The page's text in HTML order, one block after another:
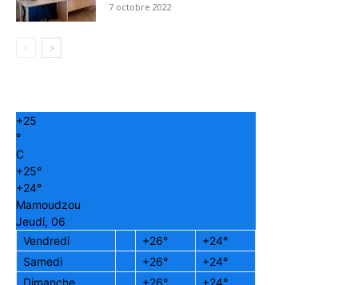
7 octobre 2022
+25
°
C
+25°
+24°
Mamoudzou
Jeudi, 06
Vendredi
+26° +24°
Samedi
+26° +24°